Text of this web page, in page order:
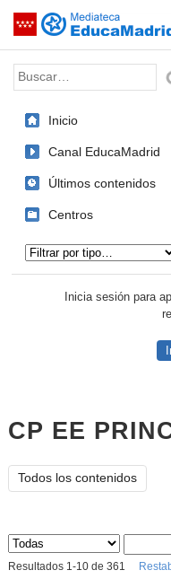
Saltar navegación
Palabra o frase:
Inicio
Canal EducaMadrid
Últimos contenidos
Centros
Inicia sesión para
CP EE
Todos los contenidos
Sus archivos
Resultados 1 -10de 361